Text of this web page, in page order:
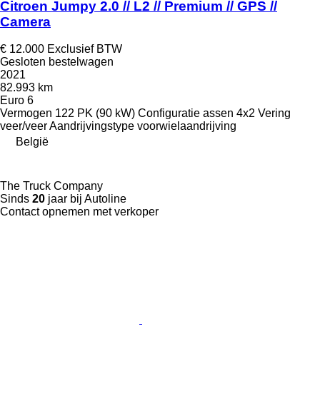
Citroen Jumpy 2.0 // L2 // Premium // GPS //
Camera
€ 12.000 Exclusief BTW
Gesloten bestelwagen
2021
82.993 km
Euro 6
Vermogen 122 PK (90 kW) Configuratie assen 4x2 Vering
veer/veerAandrijvingstype voorwielaandrijving
België
The Truck Company
Sinds 20 jaar bij Autoline
Contact opnemen met verkoper